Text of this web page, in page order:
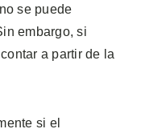
se puede
embargo, si
a partir de la
si el